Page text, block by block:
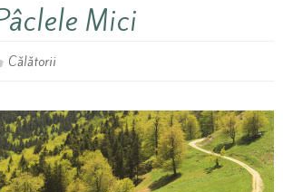
Mici
Călătorii